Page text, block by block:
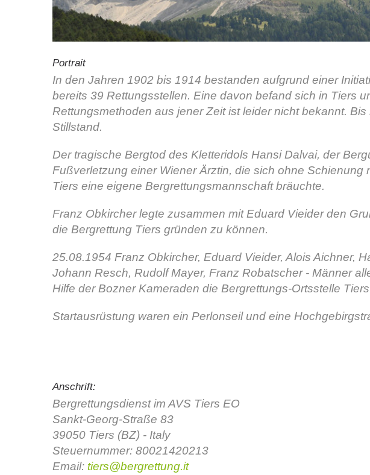
Portrait
In den Jahren 1902 bis 1914 bestanden aufgrund einer
bereits 39 Rettungsstellen. Eine davon befand sich in Tiers
Rettungsmethoden aus jener Zeit ist leider nicht bekannt.
Stillstand.
Der tragische Bergtod des Kletteridols Hansi Dalvai, der
Fußverletzung einer Wiener Ärztin, die sich ohne
Tiers eine eigene Bergrettungsmannschaft bräuchte.
Franz Obkircher legte zusammen mit Eduard Vieider den
die Bergrettung Tiers gründen zu können.
25.08.1954 Franz Obkircher, Eduard Vieider, Alois Aichner,
Johann Resch, Rudolf Mayer, Franz Robatscher - Männer
Hilfe der Bozner Kameraden die Bergrettungs-Ortsstelle
Startausrüstung waren ein Perlonseil und eine
Anschrift:
Bergrettungsdienst im AVS Tiers EO
Sankt-Georg-Straße 83
39050 Tiers (BZ) - Italy
Steuernummer: 80021420213
Email: tiers@bergrettung.it